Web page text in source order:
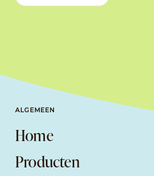
ALGEMEEN
Home
Producten